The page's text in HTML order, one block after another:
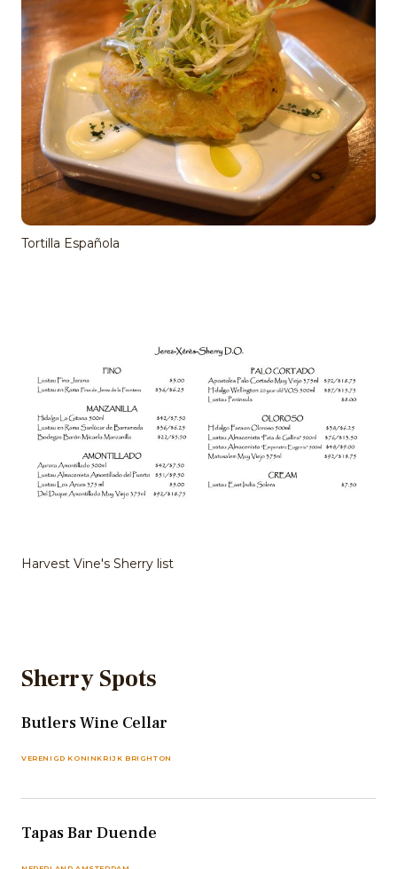
Tortilla Española
Harvest Vine's Sherry list
Sherry Spots
Butlers Wine Cellar
VERENIGD KONINKRIJK BRIGHTON
Tapas Bar Duende